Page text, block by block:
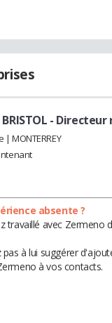
- Directeur
| MONTERREY
absente ?
travaillé avec Zermeno
pas à lui suggérer
à vos contacts.